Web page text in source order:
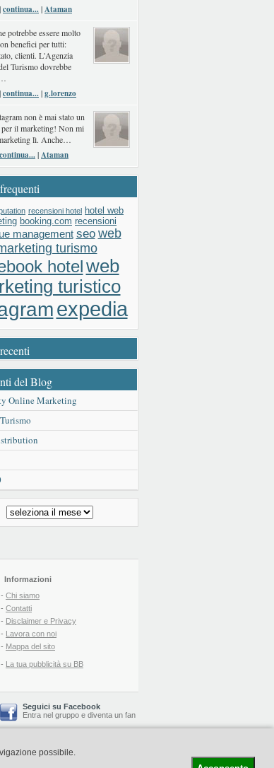
continua...|Ataman
potrebbe essere molto
benefici per tutti:
clienti. L'Agenzia
Turismo dovrebbe
continua...|g.lorenzo
non è mai stato un
il marketing! Non mi
lì. Anche…
continua...|Ataman
recensioni hotel hotel web
booking.com recensioni
management seo web
turismo
hotelweb
turistico
expedia
del Blog
Online Marketing
Informazioni
- Chi siamo
- Contatti
- Disclaimer e Privacy
- Lavora con noi
- Mappa del sito
- La tua pubblicità su BB
Seguici su Facebook
Entra nel gruppo e diventa un fan
™ -Il blog del Web Marketing Turistico
possibile.